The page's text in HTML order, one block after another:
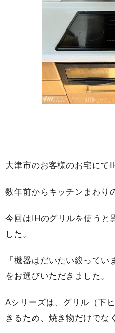
大津市のお客様のお宅にて
数年前からキッチンまわり
今回はIHのグリルを使うと
した。
「機器はだいたい絞って
をお選びいただきました。
Aシリーズは、グリル（下
きるため、焼き物だけでな